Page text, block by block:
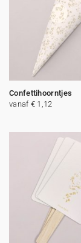
Confettihoorntjes
vanaf € 1,12